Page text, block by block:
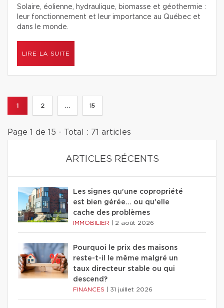
Solaire, éolienne, hydraulique, biomasse et géothermie :
leur fonctionnement et leur importance au Québec et
dans le monde.
LIRE LA SUITE
1 2 ... 15
Page 1 de 15 - Total : 71 articles
ARTICLES RÉCENTS
Les signes qu'une copropriété
est bien gérée… ou qu'elle
cache des problèmes
IMMOBILIER 2 août 2026
Pourquoi le prix des maisons
reste-t-il le même malgré un
taux directeur stable ou qui
descend?
FINANCES 31 juillet 2026